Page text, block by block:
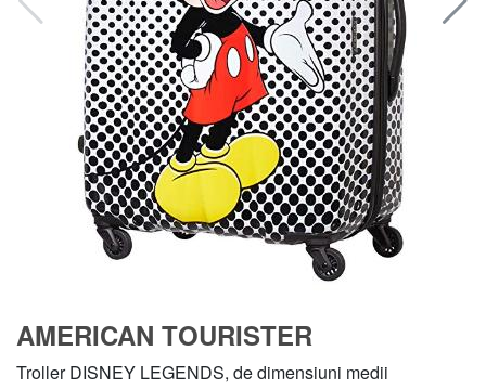
AMERICAN TOURISTER
Troller DISNEY LEGENDS, de dimensiuni medii